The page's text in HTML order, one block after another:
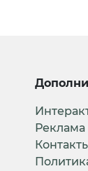
Реклама